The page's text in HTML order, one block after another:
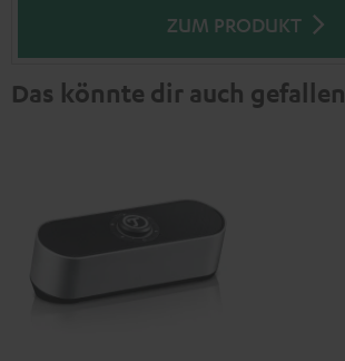
ZUM PRODUKT
Das könnte dir auch gefallen